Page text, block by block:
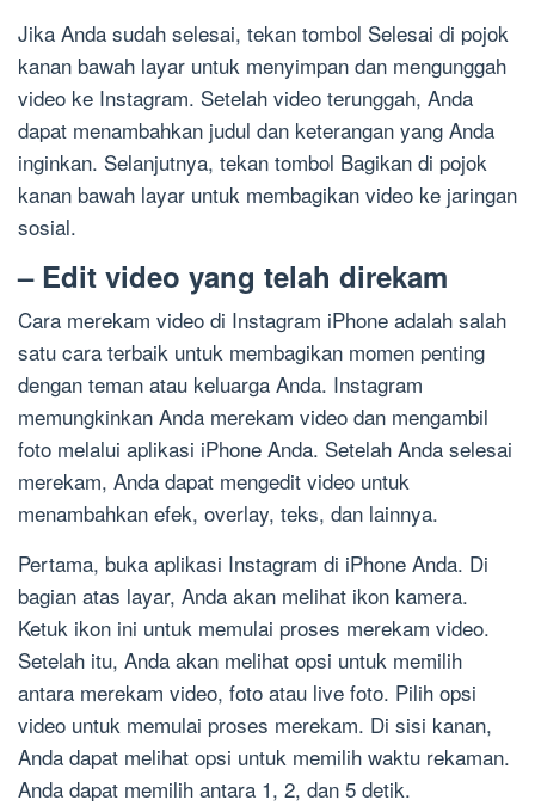
Jika Anda sudah selesai, tekan tombol Selesai di pojok
kanan bawah layar untuk menyimpan dan mengunggah
video ke Instagram. Setelah video terunggah, Anda
dapat menambahkan judul dan keterangan yang Anda
inginkan. Selanjutnya, tekan tombol Bagikan di pojok
kanan bawah layar untuk membagikan video ke jaringan
sosial.
– Edit video yang telah direkam
Cara merekam video di Instagram iPhone adalah salah
satu cara terbaik untuk membagikan momen penting
dengan teman atau keluarga Anda. Instagram
memungkinkan Anda merekam video dan mengambil
foto melalui aplikasi iPhone Anda. Setelah Anda selesai
merekam, Anda dapat mengedit video untuk
menambahkan efek, overlay, teks, dan lainnya.
Pertama, buka aplikasi Instagram di iPhone Anda. Di
bagian atas layar, Anda akan melihat ikon kamera.
Ketuk ikon ini untuk memulai proses merekam video.
Setelah itu, Anda akan melihat opsi untuk memilih
antara merekam video, foto atau live foto. Pilih opsi
video untuk memulai proses merekam. Di sisi kanan,
Anda dapat melihat opsi untuk memilih waktu rekaman.
Anda dapat memilih antara 1, 2, dan 5 detik.